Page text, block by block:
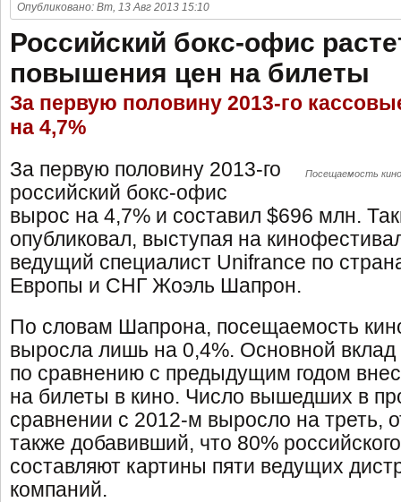
Опубликовано: Вт, 13 Авг 2013 15:10
Российский бокс-офис
повышения цен на билеты
За первую половину 2013-го
на 4,7%
Посещаемость
За первую половину 2013-го
российский бокс-офис
вырос на 4,7% и составил $696 млн.
опубликовал, выступая на
ведущий специалист Unifrance по
Европы и СНГ Жоэль Шапрон.
По словам Шапрона, посещаемость
выросла лишь на 0,4%. Основной
по сравнению с предыдущим годом
на билеты в кино. Число вышедших в
сравнении с 2012-м выросло на треть,
также добавивший, что 80%
составляют картины пяти ведущих
компаний.